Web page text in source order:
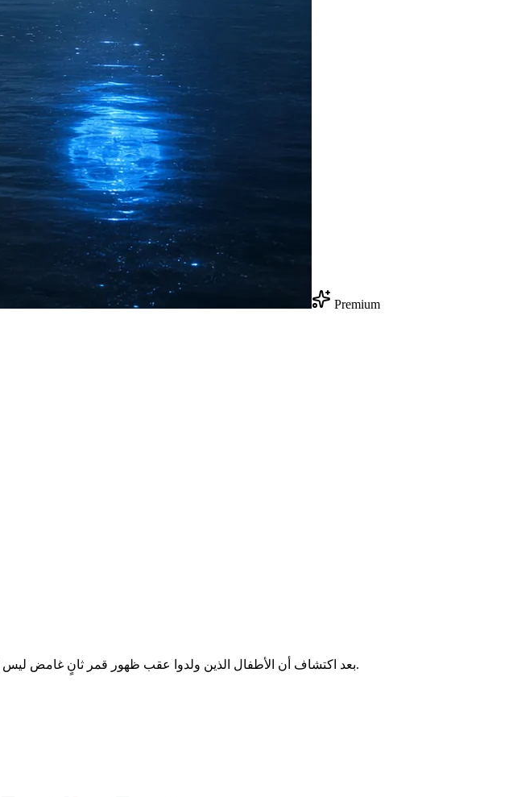
Premium
بعد اكتشاف أن الأطفال الذين ولدوا عقب ظهور قمر ثانٍ غامض ليس لديهم انعكاسات، يتحد أب يدعى كاسيان مع مجتمعه لحماية أطفالهم الفريدين من حكومة تحاول إخفاء الحقيقة.